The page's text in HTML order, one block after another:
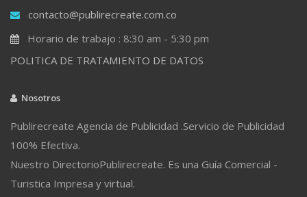
contacto@publirecreate.com.co
Horario de trabajo : 8:30 am - 5:30 pm
POLITICA DE TRATAMIENTO DE DATOS
Nosotros
Publirecreate Agencia de Publicidad .Servicio de Publicidad
100% Efectiva.
Nuestro DirectorioPublirecreate. Es una Guía Comercial -
Turistica Impresa y virtual.